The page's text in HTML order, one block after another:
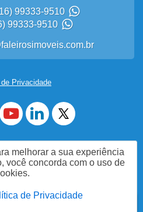
(16)993339510
99333-9510
99333-9510
Privacidade
melhorar a sua experiência
você concorda com o uso de
de Privacidade